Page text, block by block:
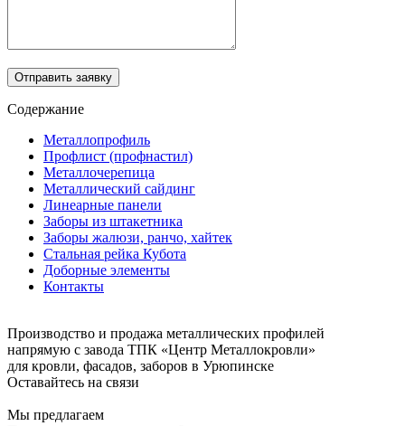
Отправить заявку
Содержание
Металлопрофиль
Профлист (профнастил)
Металлочерепица
Металлический сайдинг
Линеарные панели
Заборы из штакетника
Заборы жалюзи, ранчо, хайтек
Стальная рейка Кубота
Доборные элементы
Контакты
Производство и продажа металлических профилей
напрямую с завода ТПК «Центр Металлокровли»
для кровли, фасадов, заборов в Урюпинске
Оставайтесь на связи
Мы предлагаем